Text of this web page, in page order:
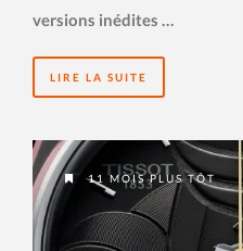
versions inédites …
LIRE LA SUITE
11 MOIS PLUS TÔT